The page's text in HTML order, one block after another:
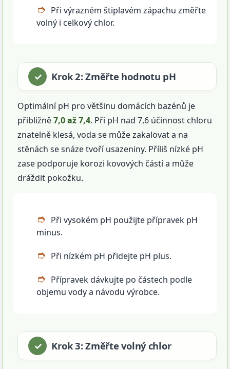
Při výrazném štiplavém zápachu změřte
volný i celkový chlor.
Krok 2: Změřte hodnotu pH
Optimální pH pro většinu domácích bazénů je
přibližně7,0 až 7,4. Při pH nad 7,6 účinnost chloru
znatelně klesá, voda se může zakalovat a na
stěnách se snáze tvoří usazeniny. Příliš nízké pH
zase podporuje korozi kovových částí a může
dráždit pokožku.
Při vysokém pH použijte přípravek pH
minus.
Při nízkém pH přidejte pH plus.
Přípravek dávkujte po částech podle
objemu vody a návodu výrobce.
Krok 3: Změřte volný chlor